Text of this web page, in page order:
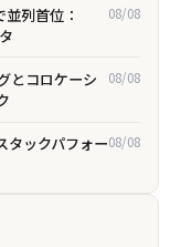
列首位：
08/08
とコロケーシ
08/08
タックパフォー08/08